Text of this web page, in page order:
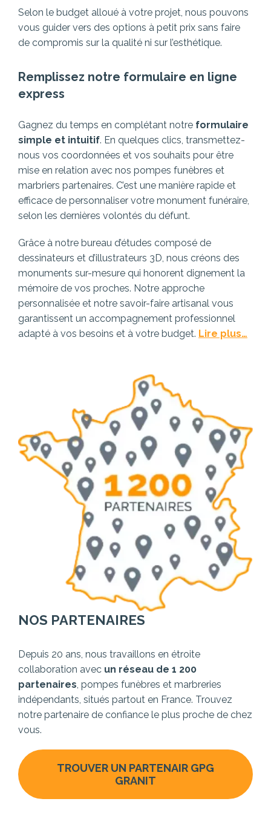
Selon le budget alloué à votre projet, nous pouvons
vous guider vers des options à petit prix sans faire
de compromis sur la qualité ni sur l’esthétique.
Remplissez notre formulaire en ligne
express
Gagnez du temps en complétant notre formulaire
simple et intuitif. En quelques clics, transmettez-
nous vos coordonnées et vos souhaits pour être
mise en relation avec nos pompes funèbres et
marbriers partenaires. C’est une manière rapide et
efficace de personnaliser votre monument funéraire,
selon les dernières volontés du défunt.
Grâce à notre bureau d’études composé de
dessinateurs et d’illustrateurs 3D, nous créons des
monuments sur-mesure qui honorent dignement la
mémoire de vos proches. Notre approche
personnalisée et notre savoir-faire artisanal vous
garantissent un accompagnement professionnel
adapté à vos besoins et à votre budget. Lire plus…
NOS PARTENAIRES
Depuis 20 ans, nous travaillons en étroite
collaboration avec un réseau de 1 200
partenaires, pompes funèbres et marbreries
indépendants, situés partout en France. Trouvez
notre partenaire de confiance le plus proche de chez
vous.
TROUVER UN PARTENAIR GPG
GRANIT